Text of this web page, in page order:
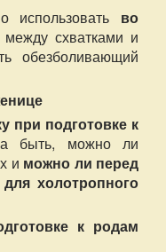
использовать во
схватками и
обезболивающий
при подготовке к
быть, можно ли
и можно ли перед
холотропного
к родам